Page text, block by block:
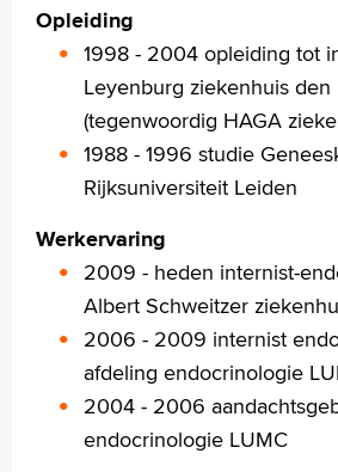
MijnASz
Wetenschappelijk
Tekstgrootte A
Voorleesfunctie
Language
Zoeken
English
Opleiding
1998 - 2004 opleiding tot
Leyenburg ziekenhuis den
(tegenwoordig HAGA
1988 - 1996 studie
Rijksuniversiteit Leiden
Werkervaring
2009 - heden internist-
Albert Schweitzer
2006 - 2009 internist
afdeling endocrinologie
2004 - 2006
endocrinologie LUMC